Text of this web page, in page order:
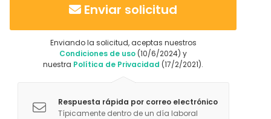
Enviar solicitud
Enviando la solicitud, aceptas nuestros
Condiciones de uso (10/6/2024) y
nuestra Política de Privacidad (17/2/2021).
Respuesta rápida por correo electrónico
Típicamente dentro de un día laboral